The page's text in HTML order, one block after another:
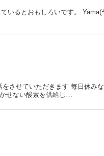
いるとおもしろいです。 Yama(
させていただきます 毎日休みな
せない酸素を供給し…